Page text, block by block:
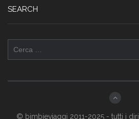
SEARCH
per:
© bimbieviaggi 2011-2025 - tutti i